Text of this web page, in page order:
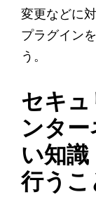
変更などに
プラグイン
う。
セキュ
ンタ
い知
行うこ